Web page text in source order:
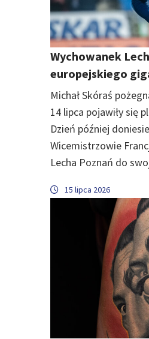
Wychowanek
europejskiego
Michał Skóraś
14 lipca pojawiły się
Dzień później
Wicemistrzowie
Lecha Poznań do
15 lipca 2026